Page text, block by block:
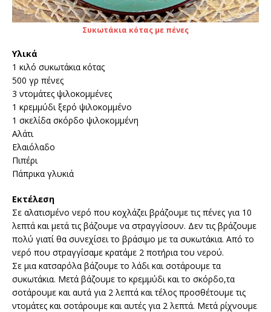
Συκωτάκια κότας με πένες
Υλικά
1 κιλό συκωτάκια κότας
500 γρ πένες
3 ντομάτες ψιλοκομμένες
1 κρεμμύδι ξερό ψιλοκομμένο
1 σκελίδα σκόρδο ψιλοκομμένη
Αλάτι
Ελαιόλαδο
Πιπέρι
Πάπρικα γλυκιά
Εκτέλεση
Σε αλατισμένο νερό που κοχλάζει βράζουμε τις πένες για 10
λεπτά και μετά τις βάζουμε να στραγγίσουν. Δεν τις βράζουμε
πολύ γιατί θα συνεχίσει το βράσιμο με τα συκωτάκια. Από το
νερό που στραγγίσαμε κρατάμε 2 ποτήρια του νερού.
Σε μια κατσαρόλα βάζουμε το λάδι και σοτάρουμε τα
συκωτάκια. Μετά βάζουμε το κρεμμύδι και το σκόρδο,τα
σοτάρουμε και αυτά για 2 λεπτά και τέλος προσθέτουμε τις
ντομάτες και σοτάρουμε και αυτές για 2 λεπτά. Μετά ρίχνουμε